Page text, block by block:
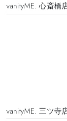
vanityME. 心斎橋
vanityME. 三ツ寺